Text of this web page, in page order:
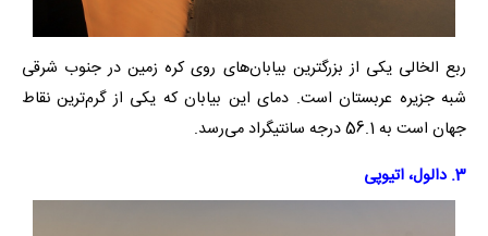
ربع الخالی یکی از بزرگترین بیابان‌های روی کره زمین در جنوب شرقی
شبه جزیره عربستان است. دمای این بیابان که یکی از گرم‌ترین نقاط
جهان است به 56.1 درجه سانتیگراد می‌رسد.
3. دالول، اتیوپی